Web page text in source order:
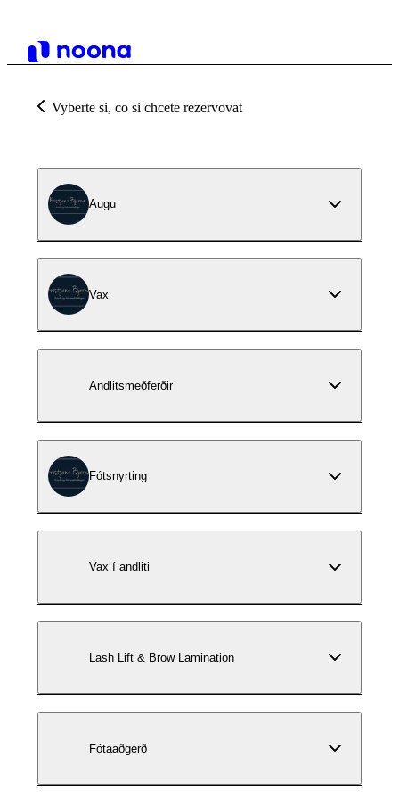
Vyberte si, co si chcete rezervovat
Augu
Vax
Andlitsmeðferðir
Fótsnyrting
Vax í andliti
Lash Lift & Brow Lamination
Fótaaðgerð